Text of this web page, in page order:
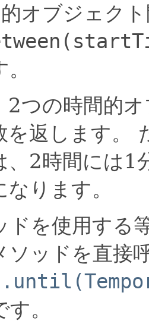
オブジェク
2つの時間的
返します。
、2時間には1
ります。
ドを使用する
ソッドを直接
。